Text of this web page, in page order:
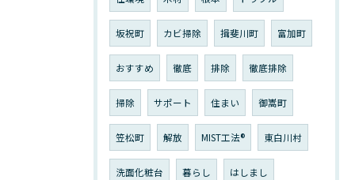
坂祝町 カビ掃除 揖斐川町 富加町
おすすめ 徹底 排除 徹底排除
掃除 サポート 住まい 御嵩町
笠松町 解放 MIST工法®︎ 東白川村
洗面化粧台 暮らし はしまし